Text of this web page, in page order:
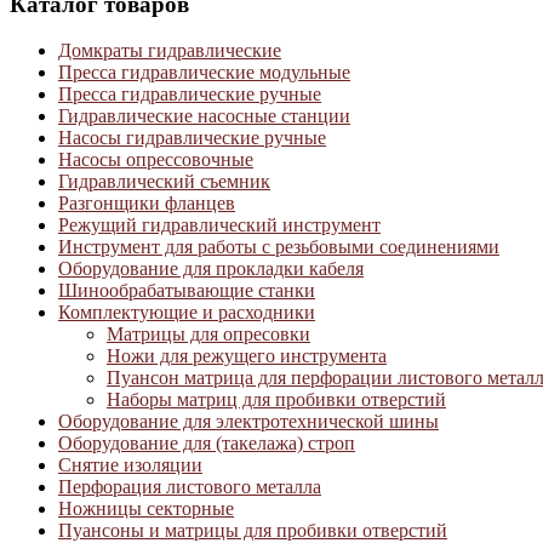
Домкраты гидравлические
Пресса гидравлические модульные
Пресса гидравлические ручные
Гидравлические насосные станции
Насосы гидравлические ручные
Насосы опрессовочные
Гидравлический съемник
Разгонщики фланцев
Режущий гидравлический инструмент
Инструмент для работы с резьбовыми соединениями
Оборудование для прокладки кабеля
Шинообрабатывающие станки
Комплектующие и расходники
Матрицы для опресовки
Ножи для режущего инструмента
Пуансон матрица для перфорации листового
Наборы матриц для пробивки отверстий
Оборудование для электротехнической шины
Оборудование для (такелажа) строп
Снятие изоляции
Перфорация листового металла
Ножницы секторные
Пуансоны и матрицы для пробивки отверстий